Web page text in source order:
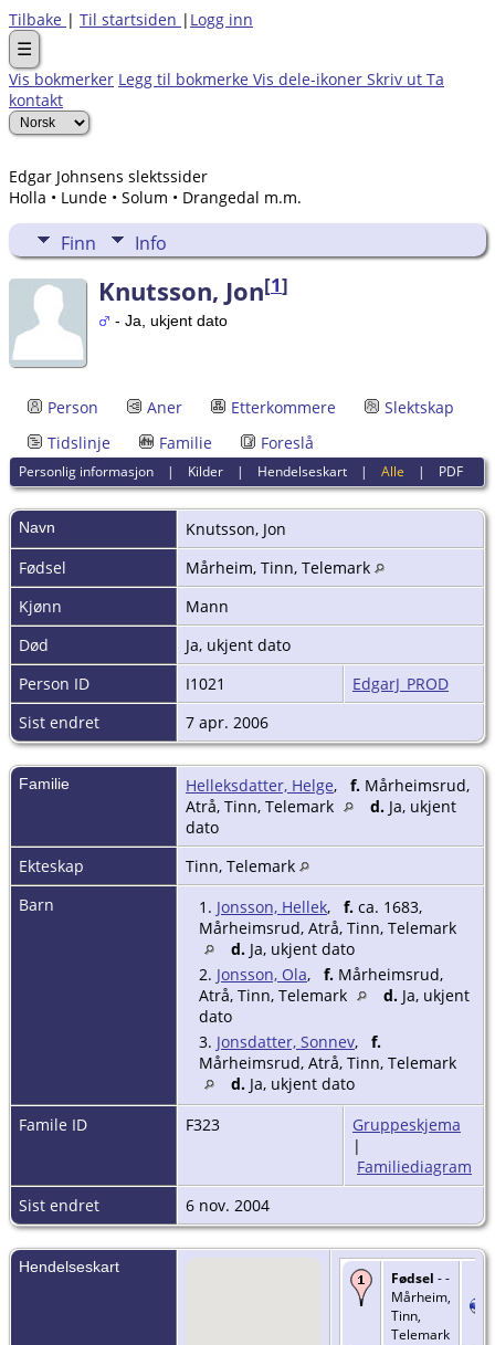
Tilbake | Til startsiden | Logg inn
☰
Vis bokmerker Legg til bokmerke Vis dele-ikoner Skriv ut Ta
kontakt
Edgar Johnsens slektssider
Holla • Lunde • Solum • Drangedal m.m.
Finn Info
Knutsson, Jon[1]
- Ja, ukjent dato
Person Aner Etterkommere
Slektskap
Tidslinje
Familie Foreslå
Personlig informasjon | Kilder | Hendelseskart |Alle | PDF
Navn Knutsson, Jon
Fødsel
Mårheim, Tinn, Telemark
Kjønn
Mann
Død
Ja, ukjent dato
Person ID
I1021
EdgarJ_PROD
Sist endret
7 apr. 2006
Familie Helleksdatter, Helge, f. Mårheimsrud,
Atrå, Tinn, Telemark
d. Ja, ukjent
dato
Ekteskap
Tinn, Telemark
Barn
1. Jonsson, Hellek, f. ca. 1683,
Mårheimsrud, Atrå, Tinn, Telemark
d. Ja, ukjent dato
2. Jonsson, Ola, f. Mårheimsrud,
Atrå, Tinn, Telemark
d. Ja, ukjent
dato
3. Jonsdatter, Sonnev, f.
Mårheimsrud, Atrå, Tinn, Telemark
d. Ja, ukjent dato
Famile ID
F323
Gruppeskjema
|
Familiediagram
Sist endret
6 nov. 2004
Hendelseskart
Fødsel - -
Mårheim,
Tinn,
Telemark